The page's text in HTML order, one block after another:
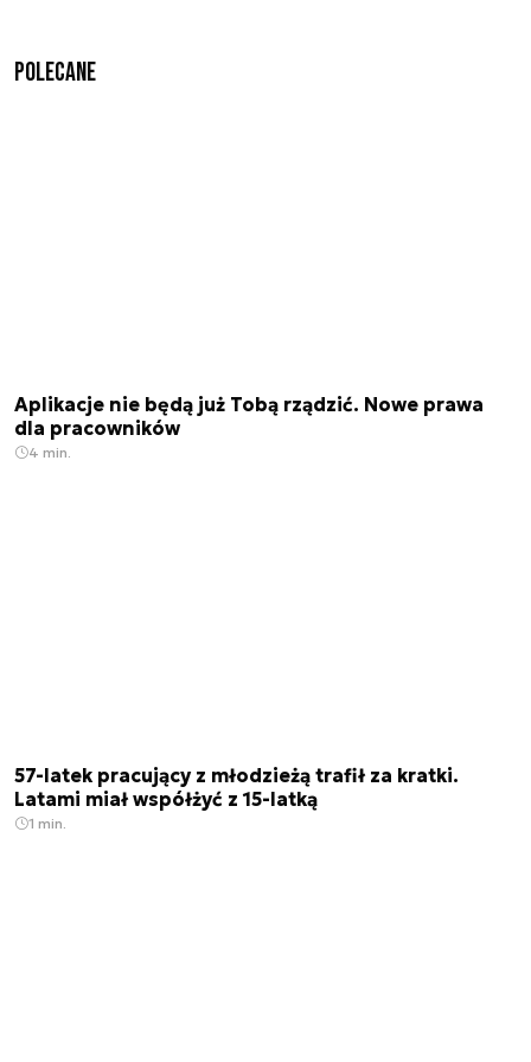
Polecane
Aplikacje nie będą już Tobą rządzić. Nowe prawa
dla pracowników
4 min.
57-latek pracujący z młodzieżą trafił za kratki.
Latami miał współżyć z 15-latką
1 min.